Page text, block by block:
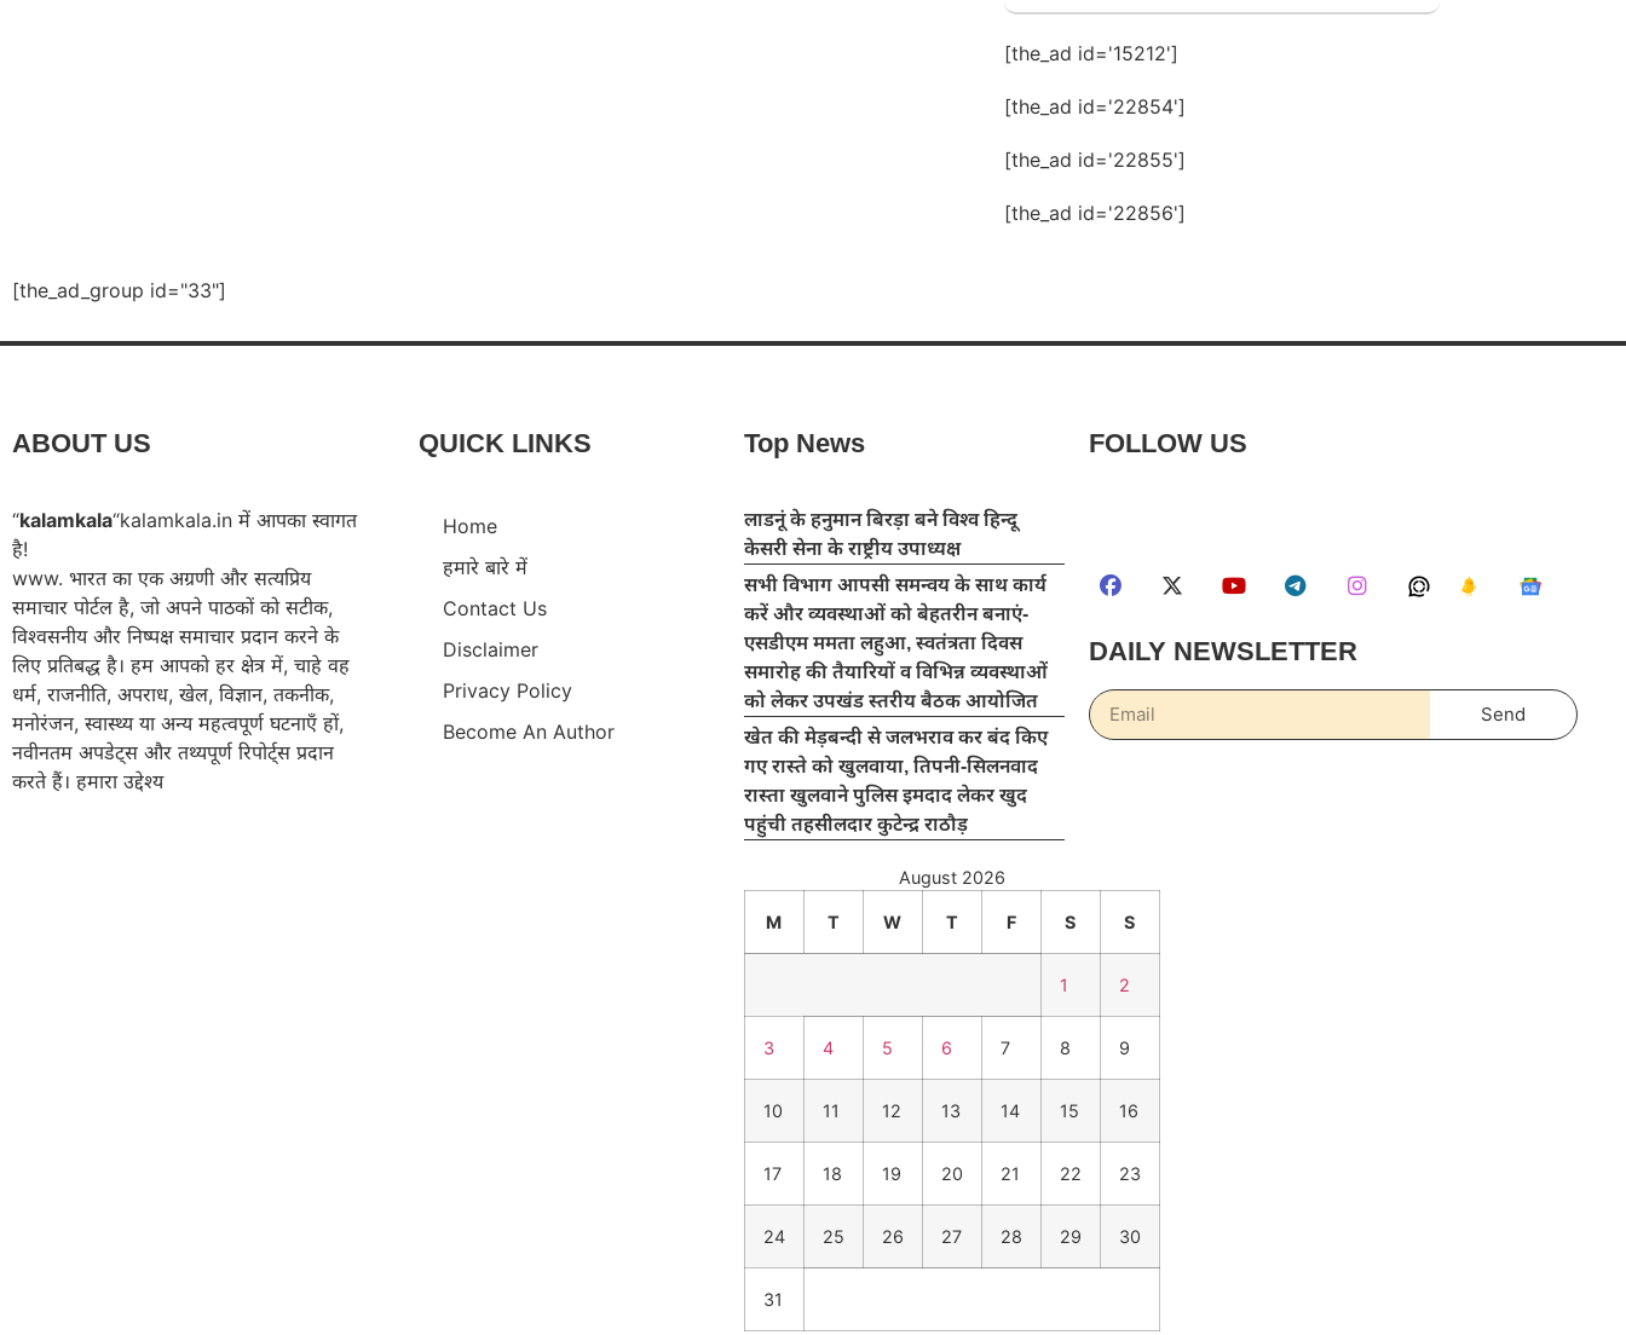
[the_ad id='15212']
[the_ad id='22854']
[the_ad id='22855']
[the_ad id='22856']
[the_ad_group id="33"]
ABOUT US
“kalamkala“kalamkala.in में आपका स्वागत
है!
www. भारत का एक अग्रणी और सत्यप्रिय
समाचार पोर्टल है, जो अपने पाठकों को सटीक,
विश्वसनीय और निष्पक्ष समाचार प्रदान करने के
लिए प्रतिबद्ध है। हम आपको हर क्षेत्र में, चाहे वह
धर्म, राजनीति, अपराध, खेल, विज्ञान, तकनीक,
मनोरंजन, स्वास्थ्य या अन्य महत्वपूर्ण घटनाएँ हों,
नवीनतम अपडेट्स और तथ्यपूर्ण रिपोर्ट्स प्रदान
करते हैं। हमारा उद्देश्य
QUICK LINKS
Home
हमारे बारे में
Contact Us
Disclaimer
Privacy Policy
Become An Author
Top News
लाडनूं के हनुमान बिरड़ा बने विश्व हिन्दू
केसरी सेना के राष्ट्रीय उपाध्यक्ष
सभी विभाग आपसी समन्वय के साथ कार्य
करें और व्यवस्थाओं को बेहतरीन बनाएं-
एसडीएम ममता लहुआ, स्वतंत्रता दिवस
समारोह की तैयारियों व विभिन्न व्यवस्थाओं
को लेकर उपखंड स्तरीय बैठक आयोजित
खेत की मेड़बन्दी से जलभराव कर बंद किए
गए रास्ते को खुलवाया, तिपनी-सिलनवाद
रास्ता खुलवाने पुलिस इमदाद लेकर खुद
पहुंची तहसीलदार कुटेन्द्र राठौड़
August 2026
M T W T F S S
1 2
3 4 5 6 7 8 9
10 11 12 13 14 15 16
17 18 19 20 21 22 23
24 25 26 27 28 29 30
31
FOLLOW US
DAILY NEWSLETTER
Send